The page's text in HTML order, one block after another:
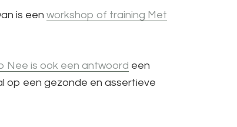
is een workshop of training Met
Nee is ook een antwoord een
op een gezonde en assertieve